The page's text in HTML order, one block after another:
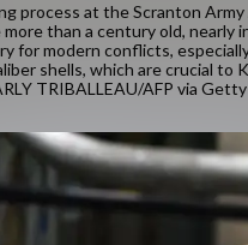
process at the Scranton
than a century old, nearly
for modern conflicts,
shells, which are crucial to
TRIBALLEAU/AFP via